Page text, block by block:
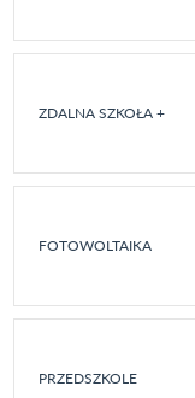
ZDALNA SZKOŁA +
FOTOWOLTAIKA
PRZEDSZKOLE